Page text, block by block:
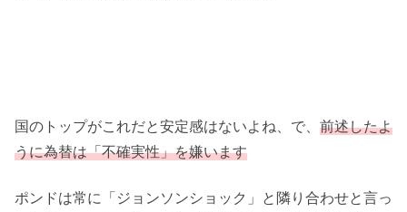
国のトップがこれだと安定感はないよね、で、 前述したよ
うに為替は「不確実性」を嫌います
ポンドは常に「ジョンソンショック」と隣り合わせと言っ